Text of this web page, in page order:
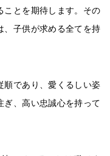
ことを期待します。その
、子供が求める全てを持
であり、愛くるしい姿
ぎ、高い忠誠心を持って